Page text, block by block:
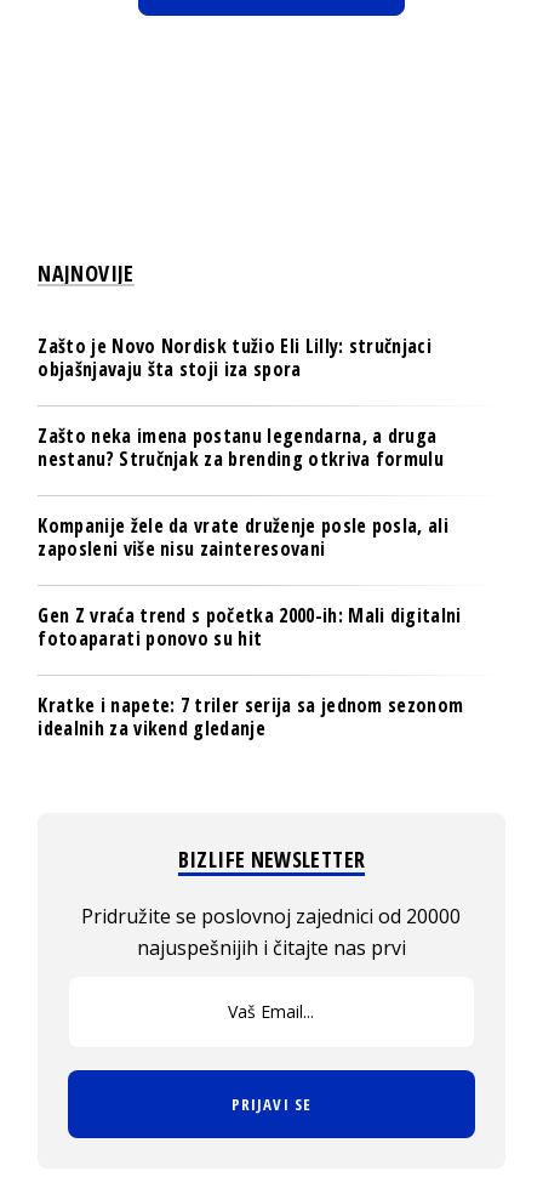
NAJNOVIJE
Zašto je Novo Nordisk tužio Eli Lilly: stručnjaci
objašnjavaju šta stoji iza spora
Zašto neka imena postanu legendarna, a druga
nestanu? Stručnjak za brending otkriva formulu
Kompanije žele da vrate druženje posle posla, ali
zaposleni više nisu zainteresovani
Gen Z vraća trend s početka 2000-ih: Mali digitalni
fotoaparati ponovo su hit
Kratke i napete: 7 triler serija sa jednom sezonom
idealnih za vikend gledanje
BIZLIFE NEWSLETTER
Pridružite se poslovnoj zajednici od 20000
najuspešnijih i čitajte nas prvi
PRIJAVI SE